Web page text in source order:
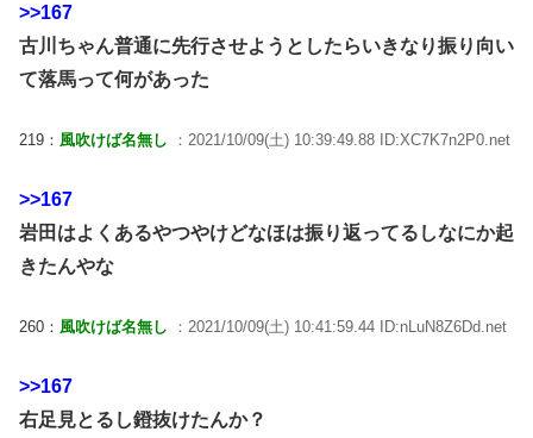
>>167
古川ちゃん普通に先行させようとしたらいきなり振り向い
て落馬って何があった
219： 風吹けば名無し ：2021/10/09(土) 10:39:49.88 ID:XC7K7n2P0.net
>>167
岩田はよくあるやつやけどなほは振り返ってるしなにか起
きたんやな
260： 風吹けば名無し ：2021/10/09(土) 10:41:59.44 ID:nLuN8Z6Dd.net
>>167
右足見とるし鐙抜けたんか？